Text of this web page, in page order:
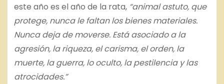
este año es el año de la rata, “animal astuto, que
protege, nunca le faltan los bienes materiales.
Nunca deja de moverse. Está asociado a la
agresión, la riqueza, el carisma, el orden, la
muerte, la guerra, lo oculto, la pestilencia y las
atrocidades.”